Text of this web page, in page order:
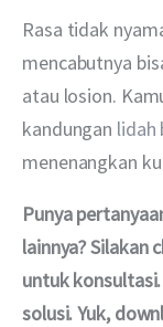
Rasa tidak
mencabutnya
atau losion.
kandungan lidah
menenangkan
Punya
lainnya? Silakan
untuk
solusi. Yuk,